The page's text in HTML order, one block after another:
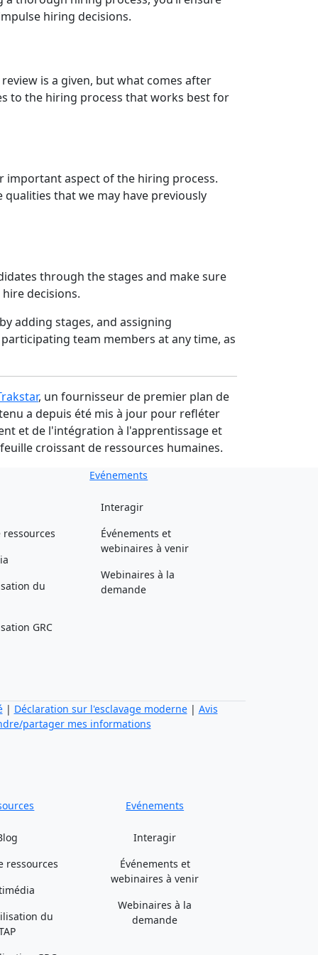
hiring decisions.
is a given, but what comes after
to the hiring process that works best for
important aspect of the hiring process.
that we may have previously
through the stages and make sure
decisions.
adding stages, and assigning
team members at any time, as
, un fournisseur de premier plan de
a depuis été mis à jour pour refléter
et de l'intégration à l'apprentissage et
croissant de ressources humaines.
ressources
du
GRC
Evénements
Interagir
Événements et
webinaires à venir
Webinaires à la
demande
| Déclaration sur l'esclavage moderne| Avis
partager mes informations
ressources
du
Evénements
Interagir
Événements et
webinaires à venir
Webinaires à la
demande